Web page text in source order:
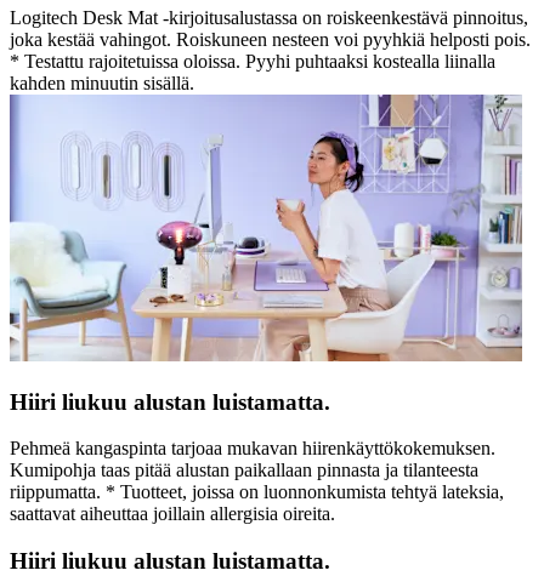
Logitech Desk Mat -kirjoitusalustassa on roiskeenkestävä pinnoitus,
joka kestää vahingot. Roiskuneen nesteen voi pyyhkiä helposti pois.
* Testattu rajoitetuissa oloissa. Pyyhi puhtaaksi kostealla liinalla
kahden minuutin sisällä.
Hiiri liukuu alustan luistamatta.
Pehmeä kangaspinta tarjoaa mukavan hiirenkäyttökokemuksen.
Kumipohja taas pitää alustan paikallaan pinnasta ja tilanteesta
riippumatta. * Tuotteet, joissa on luonnonkumista tehtyä lateksia,
saattavat aiheuttaa joillain allergisia oireita.
Hiiri liukuu alustan luistamatta.